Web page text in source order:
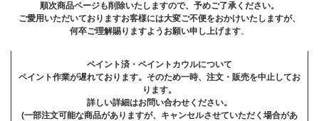
順次商品ページも削除いたしますので、予めご了承ください。
ご愛用いただいておりますお客様には大変ご不便をおかけいたしますが、
何卒ご理解賜りますようお願い申し上げます。
ペイント済・ペイントカウルについて
ペイント作業が遅れております。そのため一時、注文・販売を中止してお
ります。
詳しい詳細はお問い合わせください。
(一部注文可能な商品がありますが、キャンセルさせていただく場合があ